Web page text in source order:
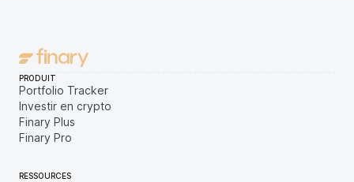
PRODUIT
Portfolio Tracker
Investir en crypto
Finary Plus
Finary Pro
RESSOURCES